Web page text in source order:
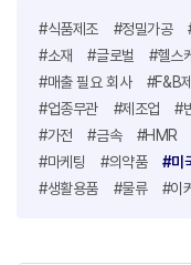
#식품제조 #정밀가공
#소재
#글로벌 #헬스
#매출 필요 회사
#F&B
#업종무관
#제조업 #
#가전
#금속 #HMR
#마케팅
#의약품 #미
#생활용품
#물류 #이